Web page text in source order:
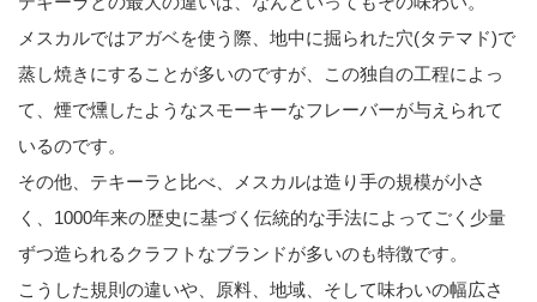
メスカルではアガベを使う際、地中に掘られた穴(タテマド)で
蒸し焼きにすることが多いのですが、この独自の工程によっ
て、煙で燻したようなスモーキーなフレーバーが与えられて
いるのです。
その他、テキーラと比べ、メスカルは造り手の規模が小さ
く、1000年来の歴史に基づく伝統的な手法によってごく少量
ずつ造られるクラフトなブランドが多いのも特徴です。
こうした規則の違いや、原料、地域、そして味わいの幅広さ